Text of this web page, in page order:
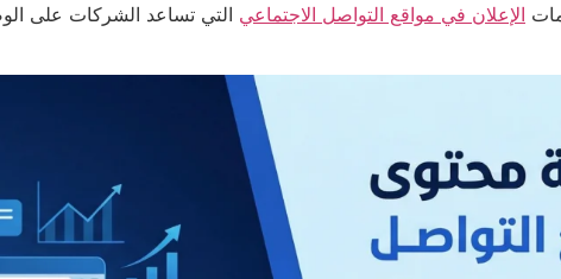
الإعلان في مواقع التواصل الاجتماعي التي تساعد الشركات على